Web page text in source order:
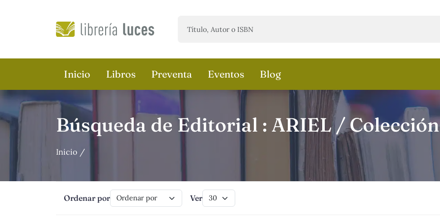
Inicio Libros Preventa Eventos Blog
Búsqueda de Editorial : ARIEL /
Inicio
Ordenar por Ver